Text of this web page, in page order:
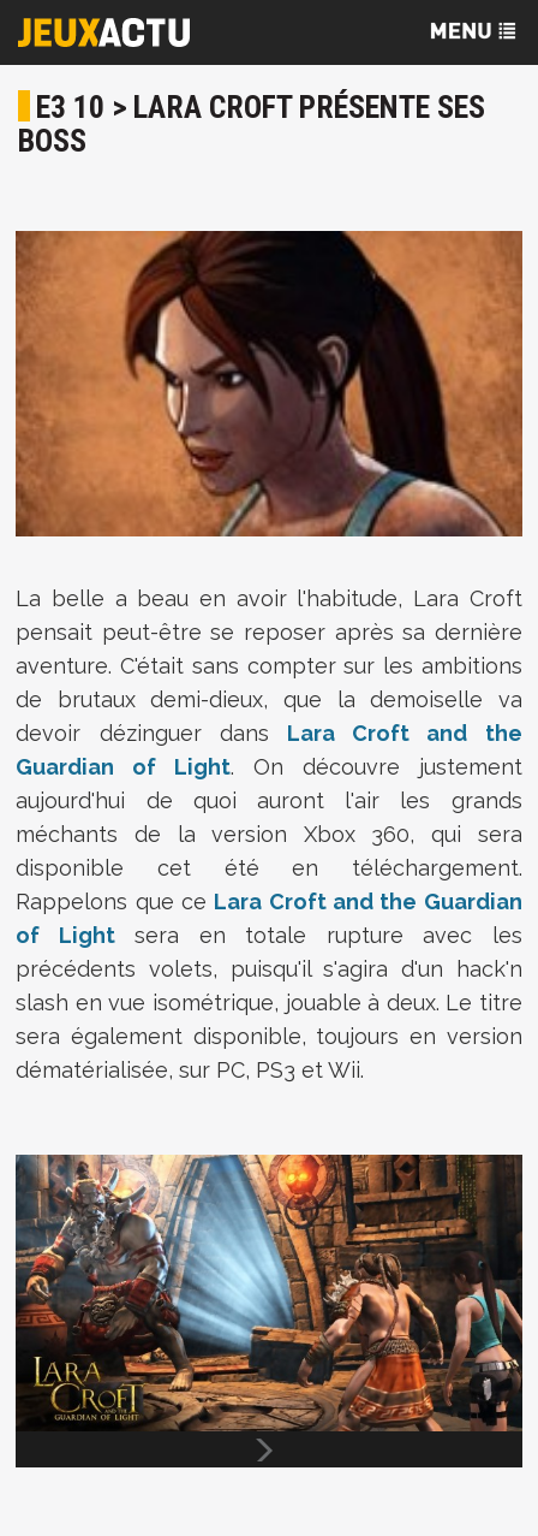
E3 10 > LARA CROFT PRÉSENTE SES
BOSS
La belle a beau en avoir l'habitude, Lara Croft
pensait peut-être se reposer après sa dernière
aventure. C'était sans compter sur les ambitions
de brutaux demi-dieux, que la demoiselle va
devoir dézinguer dans Lara Croft and the
Guardian of Light. On découvre justement
aujourd'hui de quoi auront l'air les grands
méchants de la version Xbox 360, qui sera
disponible cet été en téléchargement.
Rappelons que ce Lara Croft and the Guardian
of Lightsera en totale rupture avec les
précédents volets, puisqu'il s'agira d'un hack'n
slash en vue isométrique, jouable à deux. Le titre
sera également disponible, toujours en version
dématérialisée, sur PC, PS3 et Wii.